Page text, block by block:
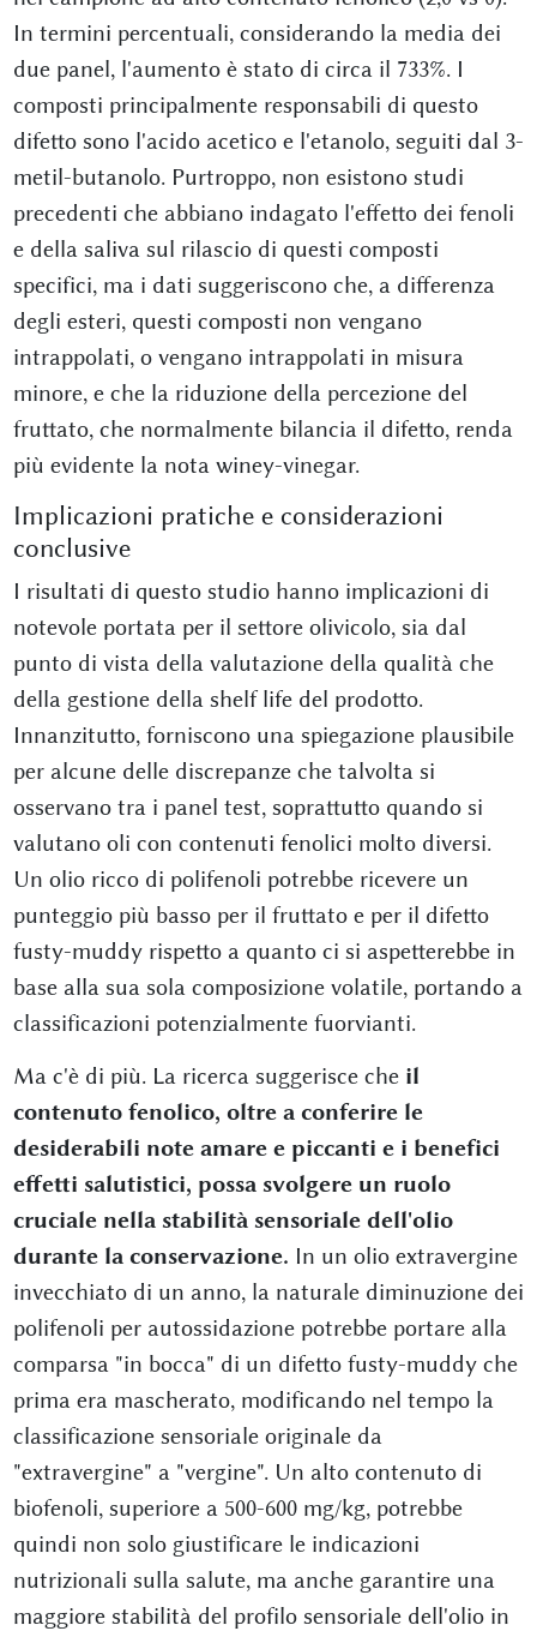
In termini percentuali, considerando la media dei
due panel, l'aumento è stato di circa il 733%. I
composti principalmente responsabili di questo
difetto sono l'acido acetico e l'etanolo, seguiti dal 3-
metil-butanolo. Purtroppo, non esistono studi
precedenti che abbiano indagato l'effetto dei fenoli
e della saliva sul rilascio di questi composti
specifici, ma i dati suggeriscono che, a differenza
degli esteri, questi composti non vengano
intrappolati, o vengano intrappolati in misura
minore, e che la riduzione della percezione del
fruttato, che normalmente bilancia il difetto, renda
più evidente la nota winey-vinegar.
Implicazioni pratiche e considerazioni
conclusive
I risultati di questo studio hanno implicazioni di
notevole portata per il settore olivicolo, sia dal
punto di vista della valutazione della qualità che
della gestione della shelf life del prodotto.
Innanzitutto, forniscono una spiegazione plausibile
per alcune delle discrepanze che talvolta si
osservano tra i panel test, soprattutto quando si
valutano oli con contenuti fenolici molto diversi.
Un olio ricco di polifenoli potrebbe ricevere un
punteggio più basso per il fruttato e per il difetto
fusty-muddy rispetto a quanto ci si aspetterebbe in
base alla sua sola composizione volatile, portando a
classificazioni potenzialmente fuorvianti.
Ma c'è di più. La ricerca suggerisce che il
contenuto fenolico, oltre a conferire le
desiderabili note amare e piccanti e i benefici
effetti salutistici, possa svolgere un ruolo
cruciale nella stabilità sensoriale dell'olio
durante la conservazione. In un olio extravergine
invecchiato di un anno, la naturale diminuzione dei
polifenoli per autossidazione potrebbe portare alla
comparsa "in bocca" di un difetto fusty-muddy che
prima era mascherato, modificando nel tempo la
classificazione sensoriale originale da
"extravergine" a "vergine". Un alto contenuto di
biofenoli, superiore a 500-600 mg/kg, potrebbe
quindi non solo giustificare le indicazioni
nutrizionali sulla salute, ma anche garantire una
maggiore stabilità del profilo sensoriale dell'olio in